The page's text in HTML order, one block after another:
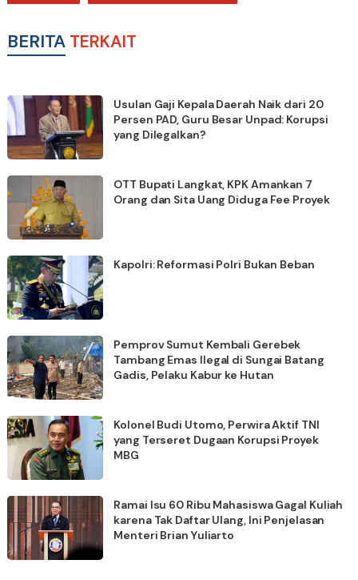
BERITA TERKAIT
Usulan Gaji Kepala Daerah Naik dari 20
Persen PAD, Guru Besar Unpad: Korupsi
yang Dilegalkan?
OTT Bupati Langkat, KPK Amankan 7
Orang dan Sita Uang Diduga Fee Proyek
Kapolri: Reformasi Polri Bukan Beban
Pemprov Sumut Kembali Gerebek
Tambang Emas Ilegal di Sungai Batang
Gadis, Pelaku Kabur ke Hutan
Kolonel Budi Utomo, Perwira Aktif TNI
yang Terseret Dugaan Korupsi Proyek
MBG
Ramai Isu 60 Ribu Mahasiswa Gagal Kuliah
karena Tak Daftar Ulang, Ini Penjelasan
Menteri Brian Yuliarto